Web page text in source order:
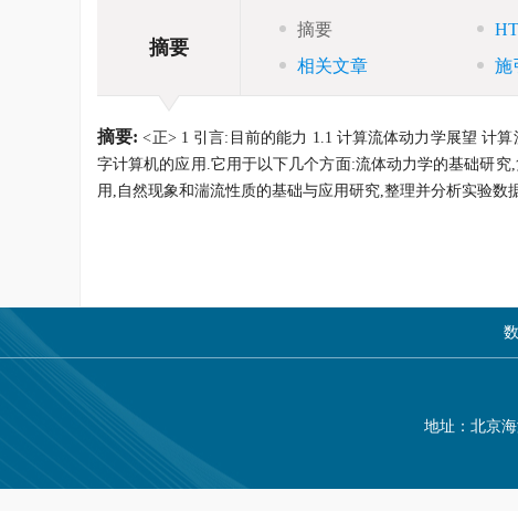
摘要
摘要
相关文章
施
摘要: <正> 1 引言:目前的能力 1.1 计算流体动力学展望 计
字计算机的应用.它用于以下几个方面:流体动力学的基础研
用,自然现象和湍流性质的基础与应用研究,整理并分析实验
地址：北京海